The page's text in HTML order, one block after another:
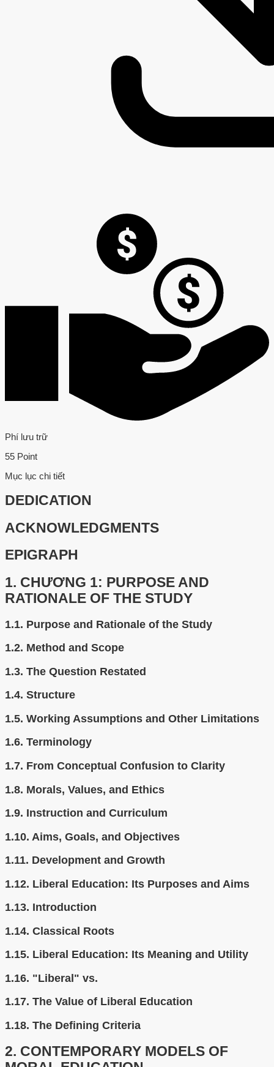
Phí lưu trữ
55 Point
Mục lục chi tiết
DEDICATION
ACKNOWLEDGMENTS
EPIGRAPH
1. CHƯƠNG 1: PURPOSE AND
RATIONALE OF THE STUDY
1.1. Purpose and Rationale of the Study
1.2. Method and Scope
1.3. The Question Restated
1.4. Structure
1.5. Working Assumptions and Other Limitations
1.6. Terminology
1.7. From Conceptual Confusion to Clarity
1.8. Morals, Values, and Ethics
1.9. Instruction and Curriculum
1.10. Aims, Goals, and Objectives
1.11. Development and Growth
1.12. Liberal Education: Its Purposes and Aims
1.13. Introduction
1.14. Classical Roots
1.15. Liberal Education: Its Meaning and Utility
1.16. "Liberal" vs.
1.17. The Value of Liberal Education
1.18. The Defining Criteria
2. CONTEMPORARY MODELS OF